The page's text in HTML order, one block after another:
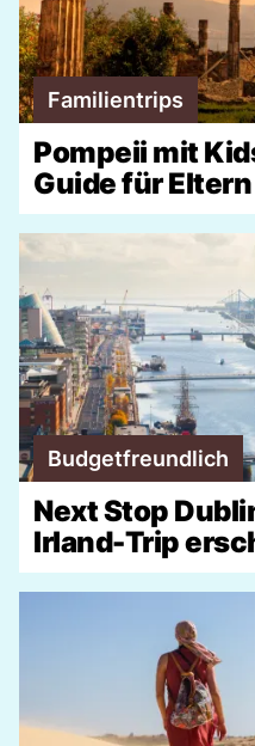
Familientrips
Pompeii mit
Guide für Eltern
Budgetfreundlich
Next Stop
Irland-Trip